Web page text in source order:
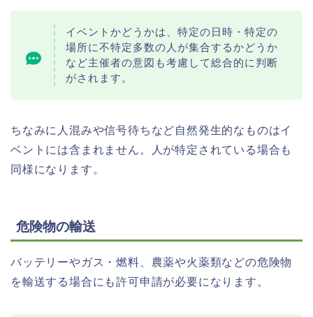
イベントかどうかは、特定の日時・特定の
場所に不特定多数の人が集合するかどうか
など主催者の意図も考慮して総合的に判断
がされます。
ちなみに人混みや信号待ちなど自然発生的なものはイ
ベントには含まれません。人が特定されている場合も
同様になります。
危険物の輸送
バッテリーやガス・燃料、農薬や火薬類などの危険物
を輸送する場合にも許可申請が必要になります。